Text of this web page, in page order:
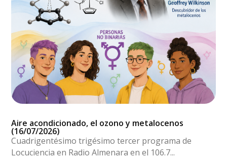
Aire acondicionado, el ozono y metalocenos
(16/07/2026)
Cuadrigentésimo trigésimo tercer programa de
Locuciencia en Radio Almenara en el 106.7...